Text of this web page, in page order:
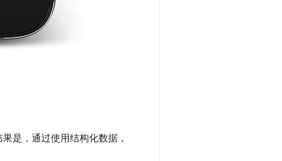
是，通过使用结构化数据，